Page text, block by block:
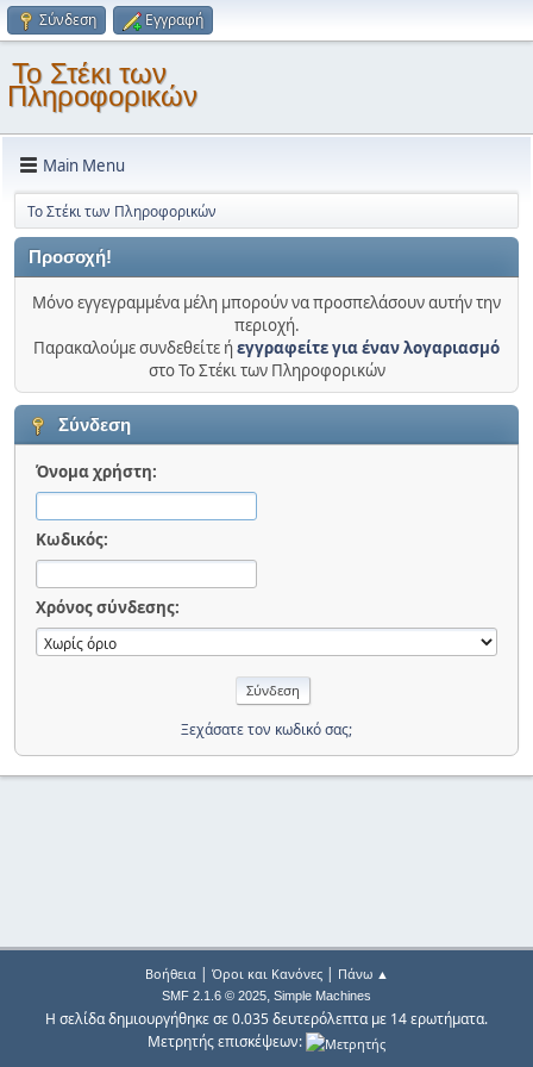
Σύνδεση Εγγραφή
Το Στέκι των
Πληροφορικών
Main Menu
Το Στέκι των Πληροφορικών
Προσοχή!
Μόνο εγγεγραμμένα μέλη μπορούν να προσπελάσουν αυτήν την
περιοχή.
Παρακαλούμε συνδεθείτε ήεγγραφείτε για έναν λογαριασμό
στο Το Στέκι των Πληροφορικών
Σύνδεση
Όνομα χρήστη:
Κωδικός:
Χρόνος σύνδεσης:
Ξεχάσατε τον κωδικό σας;
Βοήθεια| Όροι και Κανόνες| Πάνω ▲
SMF 2.1.6 © 2025, Simple Machines
Η σελίδα δημιουργήθηκε σε 0.035 δευτερόλεπτα με 14 ερωτήματα.
Μετρητής επισκέψεων: